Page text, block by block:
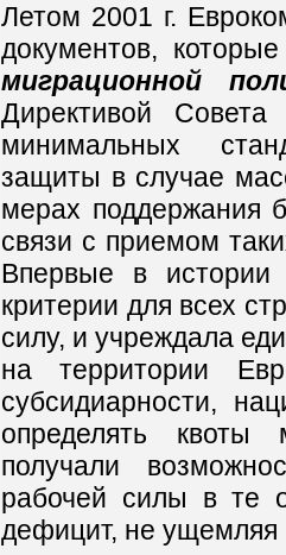
Летом 2001 г.
документов,
миграционной
Директивой
минимальных
защиты в случае
мерах поддержания
связи с приемом
Впервые в истории
критерии для всех
силу, и учреждала
на территории
субсидиарности,
определять квоты
получали
рабочей силы в те
дефицит, не ущемляя